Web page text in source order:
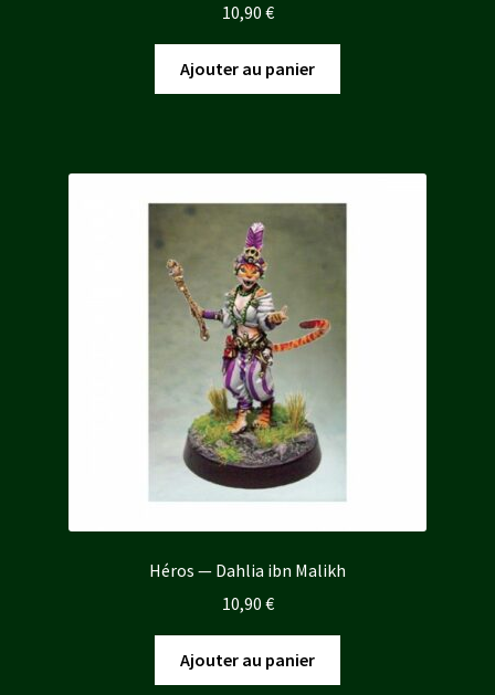
10,90 €
Ajouter au panier
Héros — Dahlia ibn Malikh
10,90 €
Ajouter au panier